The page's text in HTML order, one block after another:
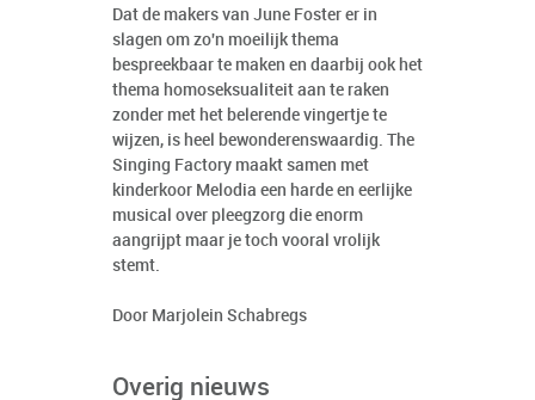
Dat de makers van June Foster er in
slagen om zo'n moeilijk thema
bespreekbaar te maken en daarbij ook het
thema homoseksualiteit aan te raken
zonder met het belerende vingertje te
wijzen, is heel bewonderenswaardig. The
Singing Factory maakt samen met
kinderkoor Melodia een harde en eerlijke
musical over pleegzorg die enorm
aangrijpt maar je toch vooral vrolijk
stemt.
Door Marjolein Schabregs
Overig nieuws